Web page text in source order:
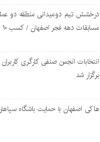
درخشش تیم دومیدانی منطقه دو
مسابقات دهه فجر اصفهان / کسب ۱۰ مدال رنگارنگ
انتخابات انجمن صنفی کارگری
برگزار شد
هاکی اصفهان با حمایت باشگاه